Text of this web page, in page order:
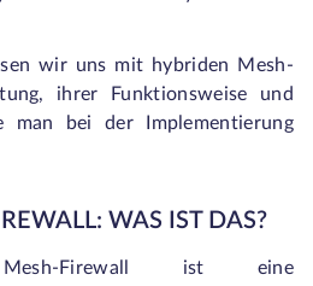
wir uns mit hybriden Mesh-
ihrer Funktionsweise und
man bei der Implementierung
WAS IST DAS?
Firewall ist eine